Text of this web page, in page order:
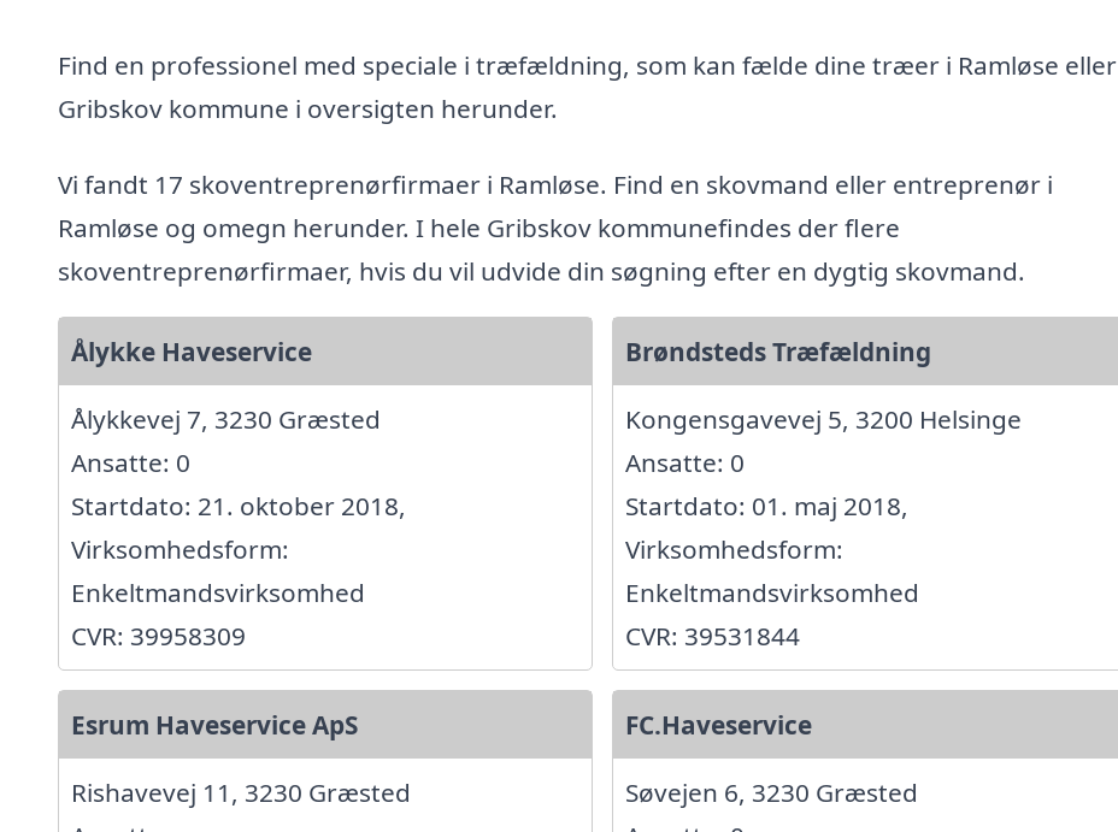
Find en professionel med speciale i træfældning, som kan fælde dine træer i Ramløse eller
Gribskov kommune i oversigten herunder.
Vi fandt 17 skoventreprenørfirmaer i Ramløse. Find en skovmand eller entreprenør i
Ramløse og omegn herunder. I hele Gribskov kommunefindes der flere
skoventreprenørfirmaer, hvis du vil udvide din søgning efter en dygtig skovmand.
Ålykke Haveservice
Ålykkevej 7, 3230 Græsted
Ansatte: 0
Startdato: 21. oktober 2018,
Virksomhedsform:
Enkeltmandsvirksomhed
CVR: 39958309
Brøndsteds Træfældning
Kongensgavevej 5, 3200 Helsinge
Ansatte: 0
Startdato: 01. maj 2018,
Virksomhedsform:
Enkeltmandsvirksomhed
CVR: 39531844
Esrum Haveservice ApS
Rishavevej 11, 3230 Græsted
FC.Haveservice
Søvejen 6, 3230 Græsted